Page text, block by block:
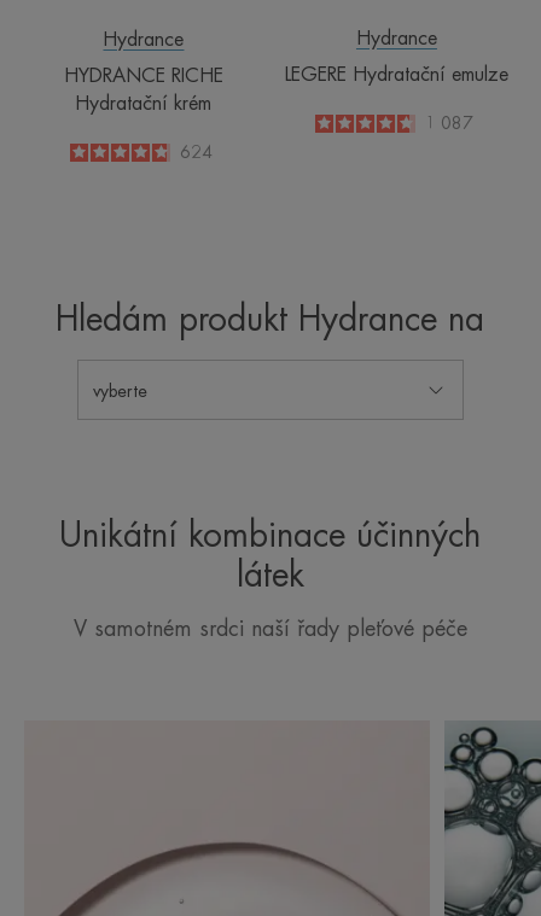
Hydrance
HYDRANCE RICHE
Hydratační krém
4.8
/
5
624
Hydrance
LEGERE Hydratační emulze
4.7
1 087
Hledám produkt Hydrance na
vyberte
Unikátní kombinace účinných
látek
V samotném srdci naší řady pleťové péče